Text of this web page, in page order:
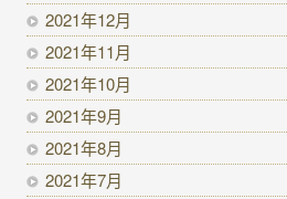
2021年12月
2021年11月
2021年10月
2021年9月
2021年8月
2021年7月